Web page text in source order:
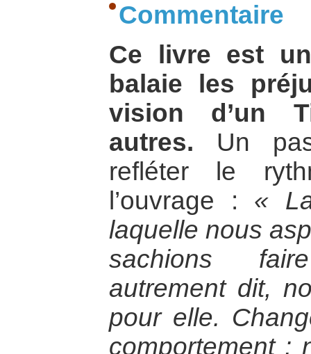
Commentaire
Ce livre est
balaie les
vision d’un
autres. Un
refléter le
l’ouvrage : «
laquelle nous
sachions
autrement dit,
pour elle.
comportement :